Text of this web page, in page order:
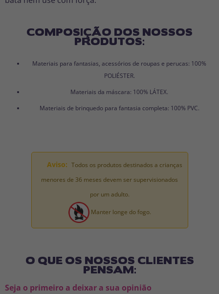
COMPOSIÇÃO DOS NOSSOS
PRODUTOS:
Materiais para fantasias, acessórios de roupas e perucas: 100%
POLIÉSTER.
Materiais da máscara: 100% LÁTEX.
Materiais de brinquedo para fantasia completa: 100% PVC.
Aviso: Todos os produtos destinados a crianças
menores de 36 meses devem ser supervisionados
por um adulto.
Manter longe do fogo.
O QUE OS NOSSOS CLIENTES
PENSAM:
Seja o primeiro a deixar a sua opinião